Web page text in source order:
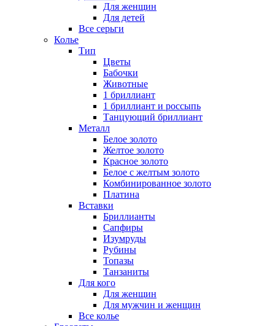
Для женщин
Для детей
Все серьги
Колье
Тип
Цветы
Бабочки
Животные
1 бриллиант
1 бриллиант и россыпь
Танцующий бриллиант
Металл
Белое золото
Желтое золото
Красное золото
Белое с желтым золото
Комбинированное золото
Платина
Вставки
Бриллианты
Сапфиры
Изумруды
Рубины
Топазы
Танзаниты
Для кого
Для женщин
Для мужчин и женщин
Все колье